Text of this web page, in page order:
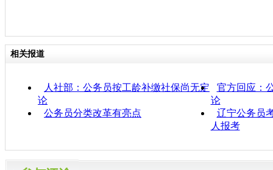
相关报道
人社部：公务员按工龄补缴社保尚无定
论
官方回应：
论
公务员分类改革有亮点
辽宁公务员
人报考